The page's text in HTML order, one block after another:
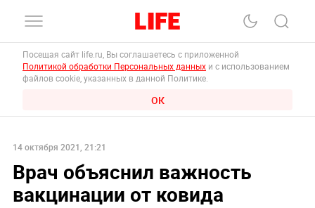
Посещая сайт life.ru, Вы соглашаетесь с приложенной
Политикой обработки Персональных данных и с использованием
файлов cookie, указанных в данной Политике.
ОК
14 октября 2021, 21:21
Врач объяснил важность
вакцинации от ковида